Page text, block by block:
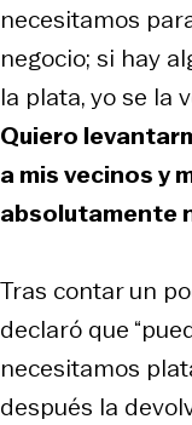
necesitamos
negocio; si hay
la plata, yo se la
Quiero
a mis vecinos y
absolutamente
Tras contar un
declaró que
necesitamos
después la